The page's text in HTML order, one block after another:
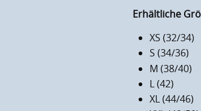
Erhältliche
XS (32/34)
S (34/36)
M (38/40)
L (42)
XL (44/46)